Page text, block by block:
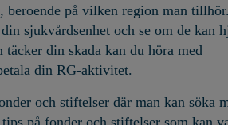
beroende på vilken region man
sjukvårdsenhet och se om de kan
din skada kan du höra med
din RG-aktivitet.
och stiftelser där man kan söka
på fonder och stiftelser som kan